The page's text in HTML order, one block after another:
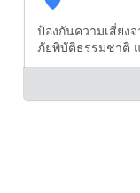
ป้องกันความเสี่ยง
ภัยพิบัติธรรมชาติ